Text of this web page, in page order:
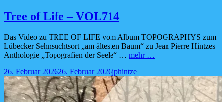
Tree of Life – VOL714
Das Video zu TREE OF LIFE vom Album TOPOGRAPHYS zum
Lübecker Sehnsuchtsort „am ältesten Baum“ zu Jean Pierre Hintzes
Anthologie „Topografien der Seele“ … mehr …
–
VOL714
Posted-
on
26. Februar 202626. Februar 2026By
line
Byline
jphintze